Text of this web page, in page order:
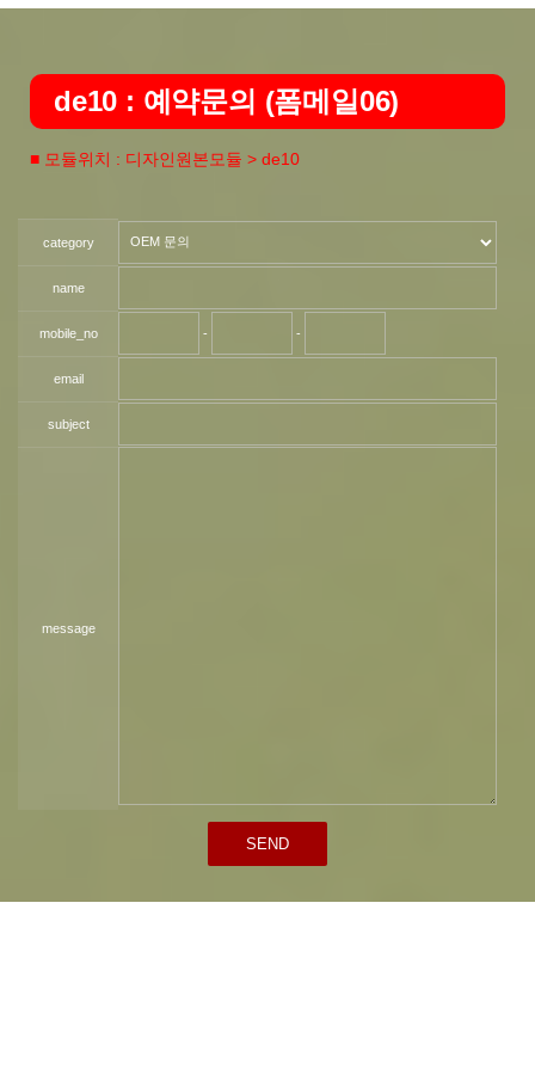
de10 : 예약문의 (폼메일06)
■ 모듈위치 : 디자인원본모듈 > de10
category
name
mobile_no - -
email
subject
message
SEND